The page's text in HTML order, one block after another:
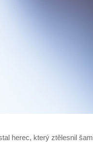
herec, který ztělesnil